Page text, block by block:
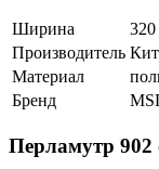
Ширина
Производитель
Материал
Бренд
Перламутр